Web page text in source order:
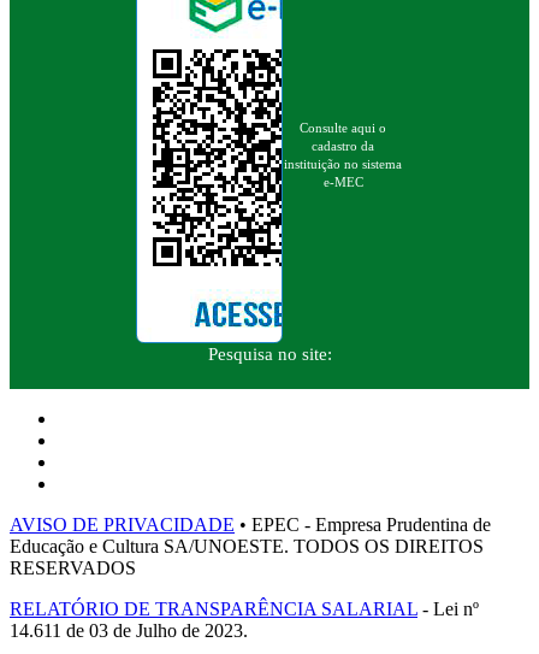
Consulte aqui o
cadastro da
instituição no sistema
e-MEC
Pesquisa no site:
AVISO DE PRIVACIDADE • EPEC - Empresa Prudentina de
Educação e Cultura SA/UNOESTE. TODOS OS DIREITOS
RESERVADOS
RELATÓRIO DE TRANSPARÊNCIA SALARIAL - Lei nº
14.611 de 03 de Julho de 2023.